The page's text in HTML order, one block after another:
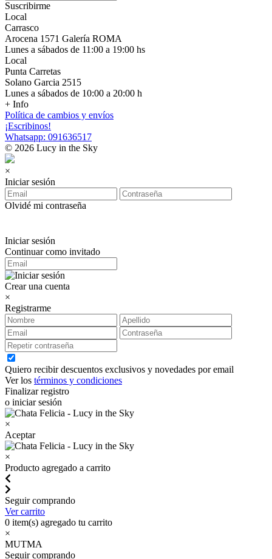
Suscribirme
Local
Carrasco
Arocena 1571 Galería ROMA
Lunes a sábados de 11:00 a 19:00 hs
Local
Punta Carretas
Solano Garcia 2515
Lunes a sábados de 10:00 a 20:00 h
+ Info
Política de cambios y envíos
¡Escribinos!
Whatsapp: 091636517
© 2026 Lucy in the Sky
×
Iniciar sesión
Olvidé mi contraseña
Iniciar sesión
Continuar como invitado
Crear una cuenta
×
Registrarme
Quiero recibir descuentos exclusivos y novedades por email
Ver los términos y condiciones
Finalizar registro
o iniciar sesión
×
Aceptar
×
Producto agregado a carrito
Seguir comprando
Ver carrito
0 item(s) agregado tu carrito
×
MUTMA
Seguir comprando